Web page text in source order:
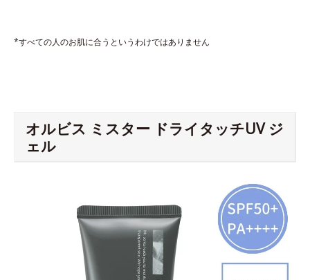
*すべての人のお肌に合うというわけではありません
オルビス ミスター ドライタッチUV ジ
ェル